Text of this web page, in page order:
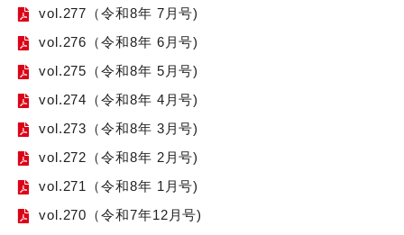
vol.277（令和8年 7月号)
vol.276（令和8年 6月号)
vol.275（令和8年 5月号)
vol.274（令和8年 4月号)
vol.273（令和8年 3月号)
vol.272（令和8年 2月号)
vol.271（令和8年 1月号)
vol.270（令和7年12月号)